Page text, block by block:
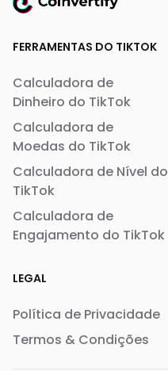
FERRAMENTAS DO TIKTOK
Calculadora de
Dinheiro do TikTok
Calculadora de
Moedas do TikTok
Calculadora de Nível do
TikTok
Calculadora de
Engajamento do TikTok
LEGAL
Política de Privacidade
Termos & Condições